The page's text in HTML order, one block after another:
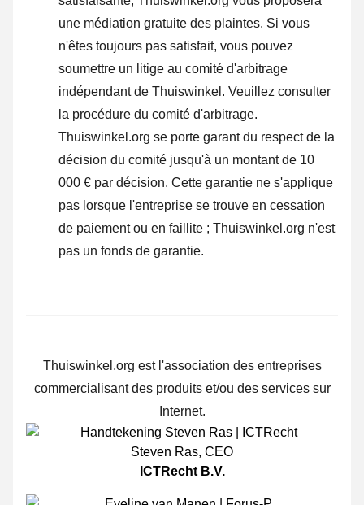
une médiation gratuite des plaintes. Si vous
n'êtes toujours pas satisfait, vous pouvez
soumettre un litige au comité d'arbitrage
indépendant de Thuiswinkel. Veuillez consulter
la procédure du comité d'arbitrage.
Thuiswinkel.org se porte garant du respect de la
décision du comité jusqu'à un montant de 10
000 € par décision. Cette garantie ne s'applique
pas lorsque l'entreprise se trouve en cessation
de paiement ou en faillite ; Thuiswinkel.org n'est
pas un fonds de garantie.
Thuiswinkel.org est l'association des entreprises
commercialisant des produits et/ou des services sur
Internet.
Steven Ras, CEO
ICTRecht B.V.